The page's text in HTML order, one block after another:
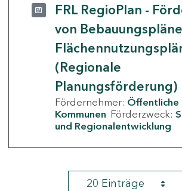
FRL RegioPlan -
von
(Regionale
Planungsförderung)
Fördernehmer: Öffentliche
Kommunen Förderzweck:
und Regionalentwicklung
20 Einträge